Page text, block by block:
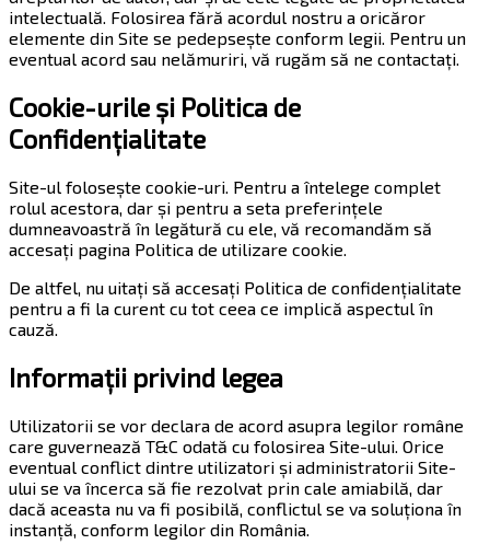
intelectuală. Folosirea fără acordul nostru a oricăror
elemente din Site se pedepsește conform legii. Pentru un
eventual acord sau nelămuriri, vă rugăm să ne contactați.
Cookie-urile și Politica de
Confidențialitate
Site-ul folosește cookie-uri. Pentru a întelege complet
rolul acestora, dar și pentru a seta preferințele
dumneavoastră în legătură cu ele, vă recomandăm să
accesați pagina Politica de utilizare cookie.
De altfel, nu uitați să accesați Politica de confidențialitate
pentru a fi la curent cu tot ceea ce implică aspectul în
cauză.
Informații privind legea
Utilizatorii se vor declara de acord asupra legilor române
care guvernează T&C odată cu folosirea Site-ului. Orice
eventual conflict dintre utilizatori și administratorii Site-
ului se va încerca să fie rezolvat prin cale amiabilă, dar
dacă aceasta nu va fi posibilă, conflictul se va soluționa în
instanță, conform legilor din România.